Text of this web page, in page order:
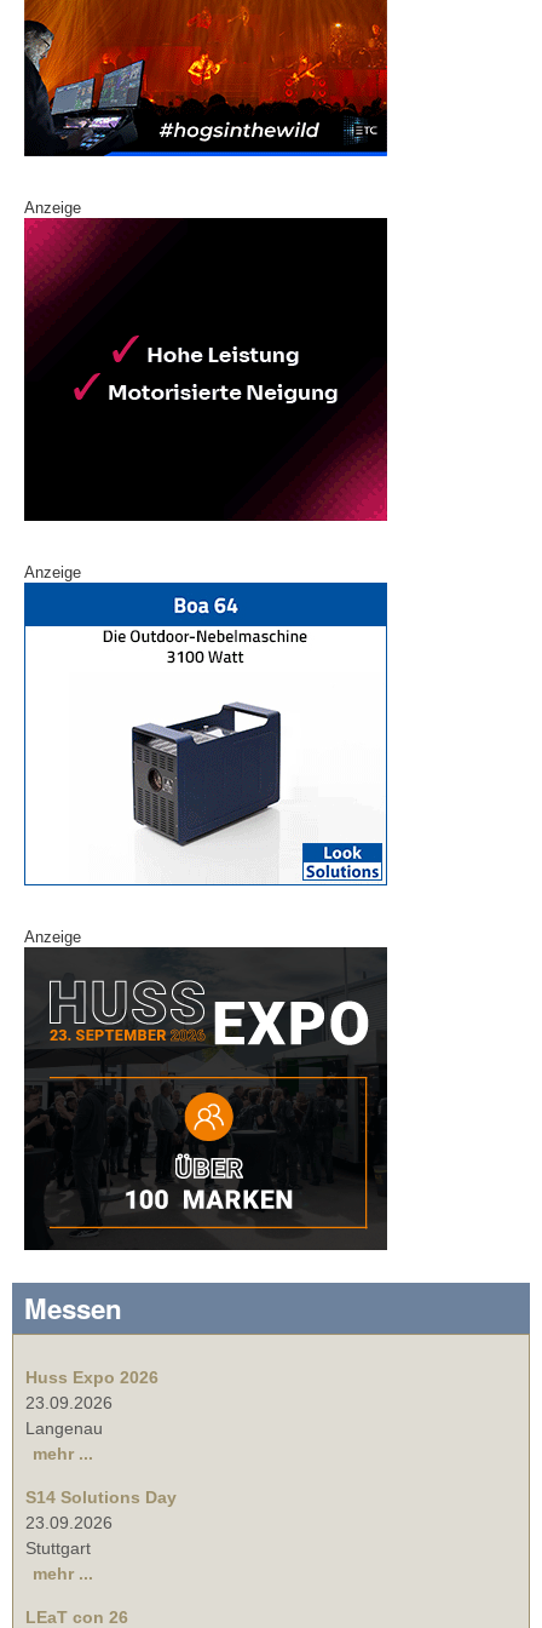
Anzeige
Anzeige
Anzeige
Messen
Huss Expo 2026
23.09.2026
Langenau
mehr ...
S14 Solutions Day
23.09.2026
Stuttgart
mehr ...
LEaT con 26